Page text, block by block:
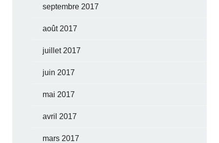
septembre 2017
août 2017
juillet 2017
juin 2017
mai 2017
avril 2017
mars 2017